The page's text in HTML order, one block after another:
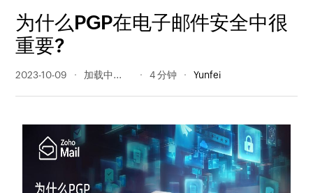
为什么PGP在电子邮件安全中很
重要?
2023-10-09 456 阅读量 4 分钟 Yunfei